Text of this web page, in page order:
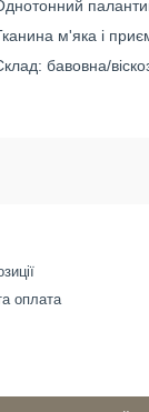
м'яка і
бавовна/
оплата